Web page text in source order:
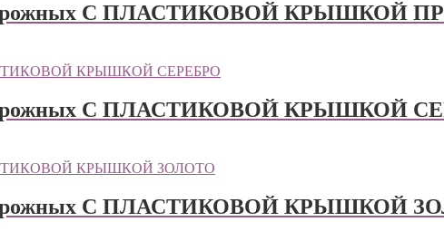
и пирожных С ПЛАСТИКОВОЙ КРЫШКОЙ
пирожных С ПЛАСТИКОВОЙ КРЫШКОЙ
пирожных С ПЛАСТИКОВОЙ КРЫШКОЙ